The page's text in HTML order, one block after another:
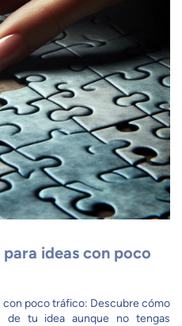
ideas con poco
con poco tráfico: Descubre cómo
de tu idea aunque no tengas